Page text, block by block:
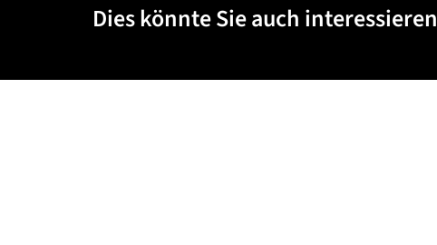
Dies könnte Sie auch interessieren